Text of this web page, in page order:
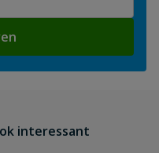
interessant